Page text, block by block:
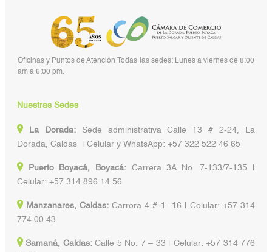
Oficinas y Puntos de Atención Todas las sedes: Lunes a viernes de 8:00
am a 6:00 pm.
Nuestras Sedes
La Dorada:Sede administrativa Calle 13 # 2-24, La
Dorada, Caldas | Celular y WhatsApp: +57 322 522 46 65
Puerto Boyacá, Boyacá:Carrera 3A No. 7-133/7-135 |
Celular: +57 314 896 14 56
Manzanares, Caldas: Carrera 4 # 1 -16 | Celular: +57 314
774 00 43
Samaná, Caldas:Calle 5 No. 7 – 33 | Celular: +57 314 776